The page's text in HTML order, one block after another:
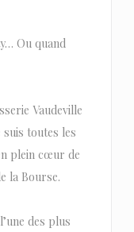
Ou quand
Vaudeville
toutes les
plein cœur de
la Bourse.
des plus